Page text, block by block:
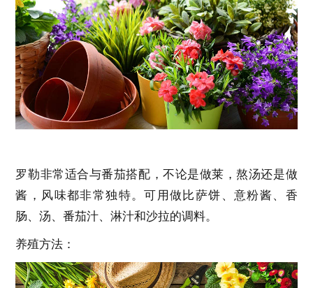
罗勒非常适合与番茄搭配，不论是做莱，熬汤还是做
酱，风味都非常独特。可用做比萨饼、意粉酱、香
肠、汤、番茄汁、淋汁和沙拉的调料。
养殖方法：